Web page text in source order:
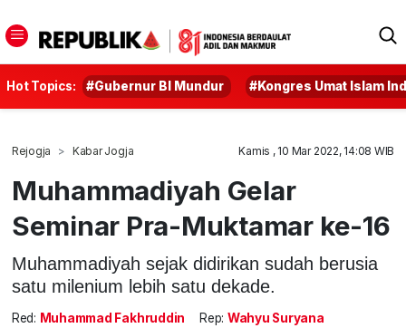
Hot Topics: #Gubernur BI Mundur #Kongres Umat Islam
Rejogja Kabar Jogja Kamis , 10 Mar 2022, 14:08 WIB
Muhammadiyah Gelar
Seminar Pra-Muktamar ke-16
Muhammadiyah sejak didirikan sudah berusia
satu milenium lebih satu dekade.
Red: Muhammad Fakhruddin Rep: Wahyu Suryana